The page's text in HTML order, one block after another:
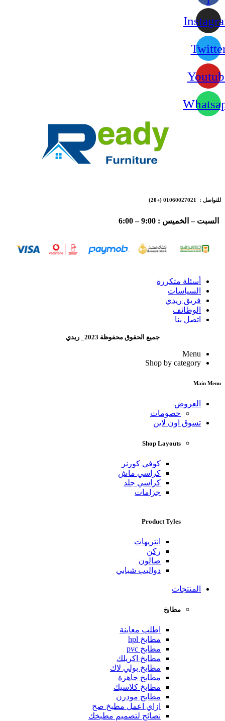
للتواصل : 01060027021 (+20)
السبت – الخميس : 9:00 – 6:00
أسئلة متكررة
السياسات
فريق ريدي
الوظائف
اتصل بنا
جميع الحقوق محفوظة 2023_ ريدي
Menu
Shop by category
Main Menu
العروض
خصومات
تسوق اون لاين
Shop Layouts
كوفي كورنر
كراسي ماش
كراسي جلد
جزامات
Product Tyles
انتريهات
ركن
صالون
دواليب شبابي
المنتجات
مطابخ
اطلب معاينة
مطابخ hpl
مطابخ pvc
مطابخ اكريلك
مطابخ بولي لاك
مطابخ جاهزة
مطابخ كلاسيك
مطابخ مودرن
ازاي اعمل مطبخ صح
نصائح لتصميم مطبخك